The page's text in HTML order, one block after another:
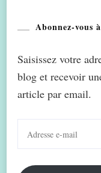
Abonnez-vous
Saisissez votre
blog et recevoir
article par email.
mail